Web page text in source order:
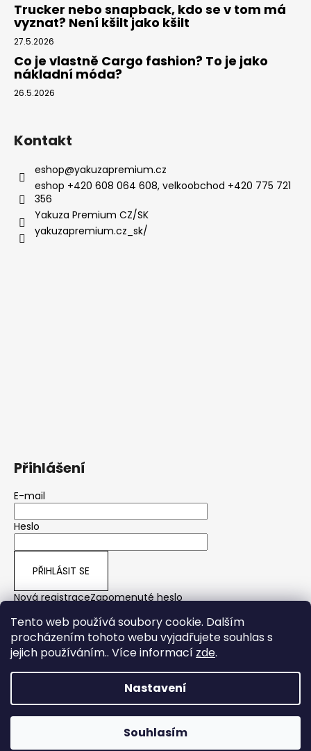
Tento web používá soubory cookie. Dalším
procházením tohoto webu vyjadřujete souhlas s
jejich používáním.. Více informací zde.
Nastavení
Souhlasím
Trucker nebo snapback, kdo se v tom má
vyznat? Není kšilt jako kšilt
27.5.2026
Co je vlastně Cargo fashion? To je jako
nákladní móda?
26.5.2026
Kontakt
eshop@yakuzapremium.cz
eshop +420 608 064 608, velkoobchod +420 775 721
356
Yakuza Premium CZ/SK
yakuzapremium.cz_sk/
Přihlášení
E-mail
Heslo
PŘIHLÁSIT SE
Nová registraceZapomenuté heslo
yps
Copyright 2026Yakuza Premium CZ/SK. Všechna práva
vyhrazena.